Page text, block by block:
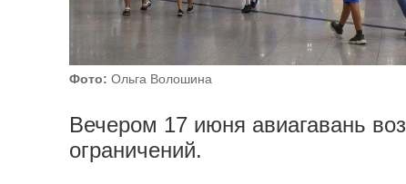
Фото: Ольга Волошина
Вечером 17 июня авиагавань
ограничений.